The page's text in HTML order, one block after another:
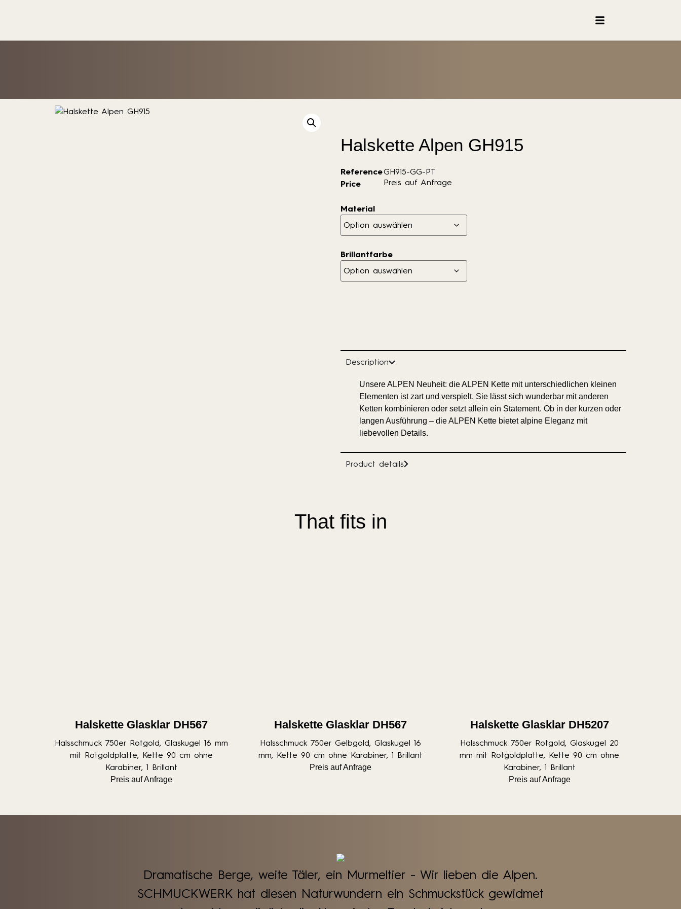
Halskette Alpen GH915
ReferenceGH915-GG-PT
Price
Preis auf Anfrage
Material
Brillantfarbe
Description
Unsere ALPEN Neuheit: die ALPEN Kette mit unterschiedlichen kleinen
Elementen ist zart und verspielt. Sie lässt sich wunderbar mit anderen
Ketten kombinieren oder setzt allein ein Statement. Ob in der kurzen oder
langen Ausführung – die ALPEN Kette bietet alpine Eleganz mit
liebevollen Details.
Product details
That fits in
Halskette Glasklar DH567
Halsschmuck 750er Rotgold, Glaskugel 16 mm
mit Rotgoldplatte, Kette 90 cm ohne
Karabiner, 1 Brillant
Preis auf Anfrage
Halskette Glasklar DH567
Halsschmuck 750er Gelbgold, Glaskugel 16
mm, Kette 90 cm ohne Karabiner, 1 Brillant
Preis auf Anfrage
Halskette Glasklar DH5207
Halsschmuck 750er Rotgold, Glaskugel 20
mm mit Rotgoldplatte, Kette 90 cm ohne
Karabiner, 1 Brillant
Preis auf Anfrage
Dramatische Berge, weite Täler, ein Murmeltier - Wir lieben die Alpen.
SCHMUCKWERK hat diesen Naturwundern ein Schmuckstück gewidmet